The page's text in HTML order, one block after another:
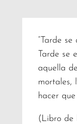
“Tarde
Tarde se
aquella
mortales,
hacer
(Libro de